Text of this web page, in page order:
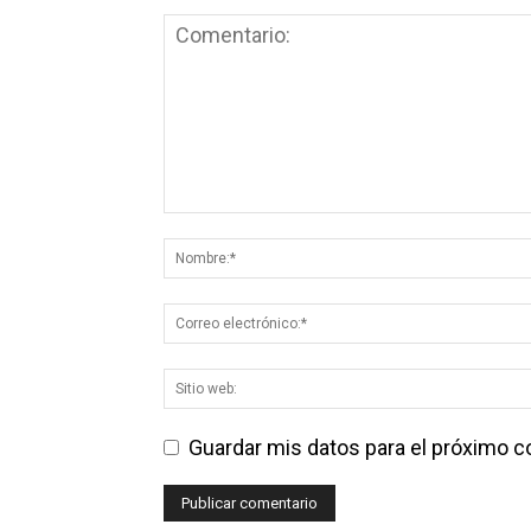
Guardar mis datos para el próximo